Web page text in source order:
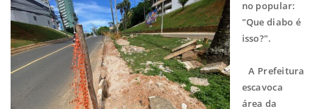
no popular:
"Que diabo é
isso?".
A Prefeitura
escavoca
área da